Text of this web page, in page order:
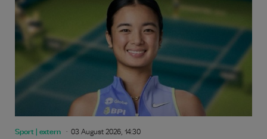
Sport | extern 03 August 2026, 14:30